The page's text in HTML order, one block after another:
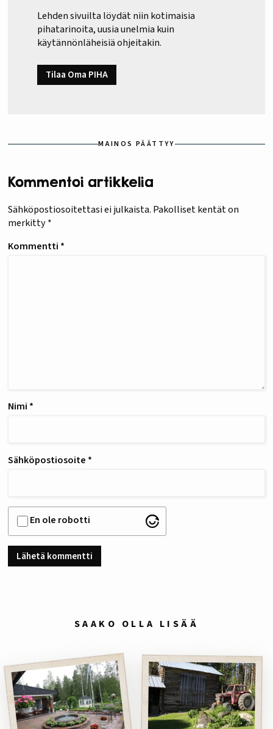
Lehden sivuilta löydät niin kotimaisia
pihatarinoita, uusia unelmia kuin
käytännönläheisiä ohjeitakin.
Tilaa Oma PIHA
MAINOS PÄÄTTYY
Kommentoi artikkelia
Sähköpostiosoitettasi ei julkaista. Pakolliset kentät on
merkitty*
Kommentti *
Nimi *
Sähköpostiosoite *
En ole robotti
SAAKO OLLA LISÄÄ